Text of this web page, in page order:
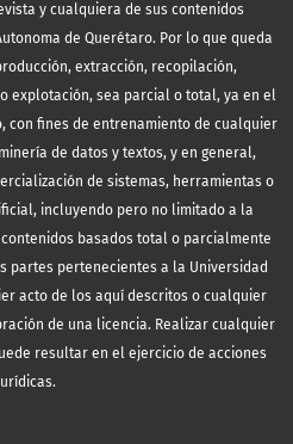
y cualquiera de sus contenidos
de Querétaro. Por lo que queda
extracción, recopilación,
explotación, sea parcial o total, ya en el
con fines de entrenamiento de cualquier
de datos y textos, y en general,
de sistemas, herramientas o
incluyendo pero no limitado a la
basados total o parcialmente
partes pertenecientes a la Universidad
acto de los aquí descritos o cualquier
de una licencia. Realizar cualquier
resultar en el ejercicio de acciones